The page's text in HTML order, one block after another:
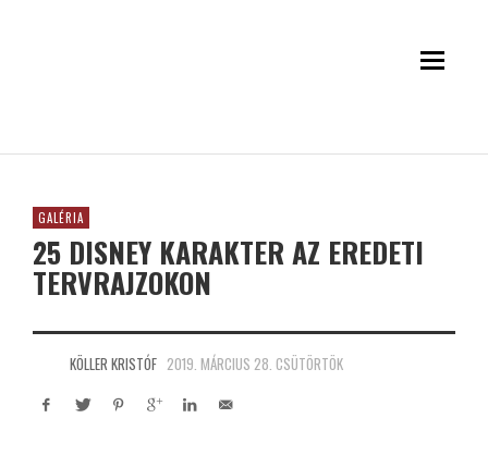
GALÉRIA
25 DISNEY KARAKTER AZ EREDETI
TERVRAJZOKON
KÖLLER KRISTÓF 2019. MÁRCIUS 28. CSÜTÖRTÖK